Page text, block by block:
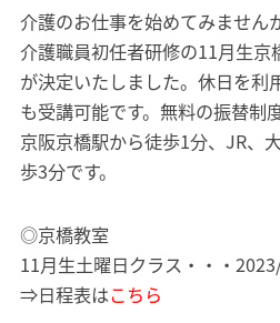
介護のお仕事を始めてみません
介護職員初任者研修の11月生
が決定いたしました。休日を利
も受講可能です。無料の振替制
京阪京橋駅から徒歩1分、JR、
歩3分です。
◎京橋教室
11月生土曜日クラス・・・
⇒日程表はこちら